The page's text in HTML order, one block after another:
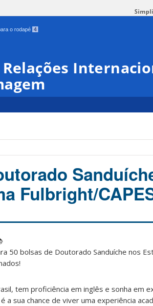
o rodapé 4
Fulbright/
50 bolsas de Doutorado Sanduíche nos
tem proficiência em inglês e sonha em
a sua chance de viver uma experiência